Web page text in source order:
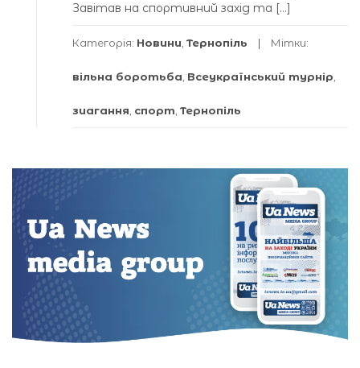
Завітав на спортивний захід та […]
Категорія: Новини Тернопіль Мітки:
вільна боротьба Всеукраїнський турнір
зиагання спорт Тернопіль